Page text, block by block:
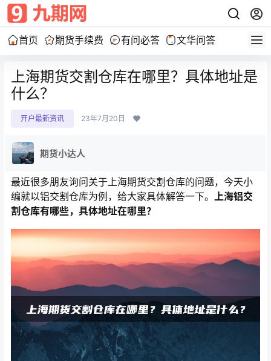
首页 期货手续费 有问必答 文华问答
上海期货交割仓库在哪里？具体地址是
什么？
开户最新资讯 23年7月20日
期货小达人
最近很多朋友询问关于上海期货交割仓库的问题，今天小
编就以铝交割仓库为例，给大家具体解答一下。 上海铝交
割仓库有哪些，具体地址在哪里？